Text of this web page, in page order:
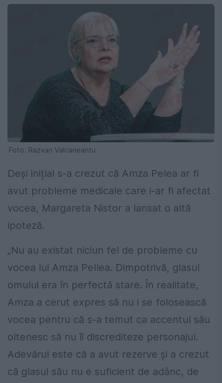
Foto: Razvan Valcaneantu
Deși inițial s-a crezut că Amza Pelea ar fi
avut probleme medicale care i-ar fi afectat
vocea, Margareta Nistor a lansat o altă
ipoteză.
„Nu au existat niciun fel de probleme cu
vocea lui Amza Pellea. Dimpotrivă, glasul
omului era în perfectă stare. În realitate,
Amza a cerut expres să nu i se folosească
vocea pentru că s-a temut ca accentul său
oltenesc să nu îi discrediteze personajul.
Adevărul este că a avut rezerve și a crezut
că glasul său nu e suficient de adânc, de